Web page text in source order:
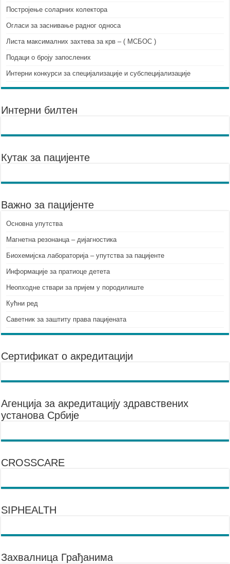
Постројење соларних колектора
Огласи за заснивање радног односа
Листа максималних захтева за крв – ( МСБОС )
Подаци о броју запослених
Интерни конкурси за специјализације и субспецијализације
Интерни билтен
Кутак за пацијенте
Важно за пацијенте
Основна упутства
Mагнетна резонанца – дијагностика
Биохемијска лабораторија – упутства за пацијенте
Информације за пратиоце детета
Неопходне ствари за пријем у породилиште
Кућни ред
Саветник за заштиту права пацијената
Сертификат о акредитацији
Агенцијa за акредитацију здравствених
установа Србије
CROSSCARE
SIPHEALTH
Захвалница Грађанима